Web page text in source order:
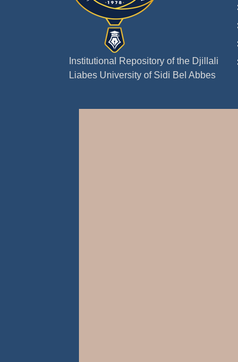
Institutional Repository of the Djillali
Liabes University of Sidi Bel Abbes